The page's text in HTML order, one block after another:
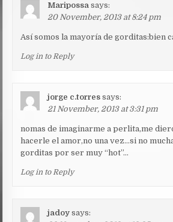
Maripossa says:
20 November, 2013 at 8:24 pm
Así somos la mayoría de gorditas:bien
Log in to Reply
jorge c.torres says:
21 November, 2013 at 3:31 pm
nomas de imaginarme a perlita,me
hacerle el amor,no una vez…si no
gorditas por ser muy “hot”…
Log in to Reply
jadoy says: